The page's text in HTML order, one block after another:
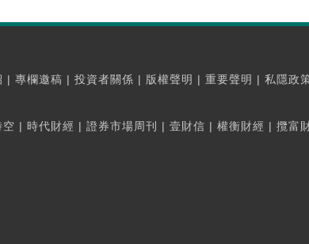
| 專欄邀稿 | 投資者關係 | 版權聲明 | 重要聲明 | 私隱政
空 | 時代財經 | 證券市場周刊 | 壹財信 | 權衡財經 | 攬富